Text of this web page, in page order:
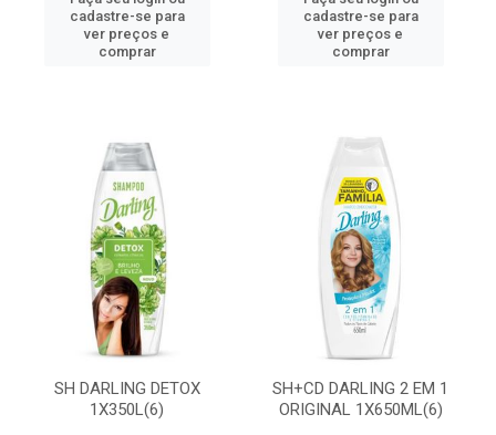
cadastre-se para
ver preços e
comprar
cadastre-se para
ver preços e
comprar
SH DARLING DETOX
1X350L(6)
SH+CD DARLING 2 EM 1
ORIGINAL 1X650ML(6)